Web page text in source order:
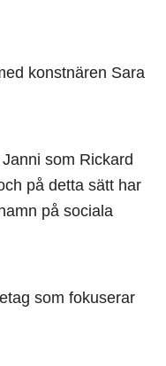
konstnären Sara
som Rickard
på detta sätt har
på sociala
som fokuserar